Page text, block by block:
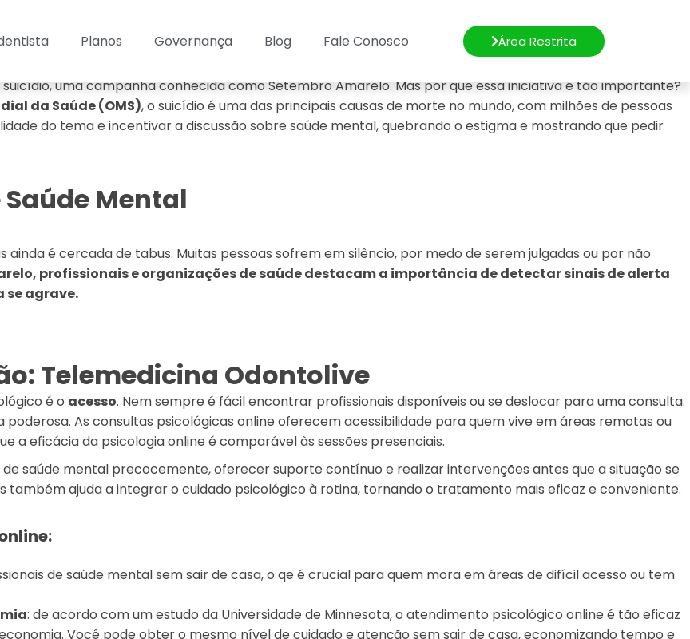
Planos Governança Blog Fale Conosco Área Restrita
uma campanha conhecida como Setembro Amarelo. Mas por que essa iniciativa é tão importante?
da Saúde (OMS), o suicídio é uma das principais causas de morte no mundo, com milhões de pessoas
do tema e incentivar a discussão sobre saúde mental, quebrando o estigma e mostrando que pedir
Mental
é cercada de tabus. Muitas pessoas sofrem em silêncio, por medo de serem julgadas ou por não
profissionais e organizações de saúde destacam a importância de detectar sinais de alerta
se agrave.
Telemedicina Odontolive
é o acesso. Nem sempre é fácil encontrar profissionais disponíveis ou se deslocar para uma consulta.
poderosa. As consultas psicológicas online oferecem acessibilidade para quem vive em áreas remotas ou
a eficácia da psicologia online é comparável às sessões presenciais.
saúde mental precocemente, oferecer suporte contínuo e realizar intervenções antes que a situação se
ajuda a integrar o cuidado psicológico à rotina, tornando o tratamento mais eficaz e conveniente.
de saúde mental sem sair de casa, o qe é crucial para quem mora em áreas de difícil acesso ou tem
: de acordo com um estudo da Universidade de Minnesota, o atendimento psicológico online é tão eficaz
Você pode obter o mesmo nível de cuidado e atenção sem sair de casa, economizando tempo e